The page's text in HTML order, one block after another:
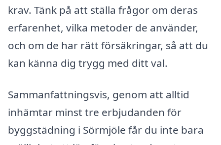
krav. Tänk på att ställa frågor om deras
erfarenhet, vilka metoder de använder,
och om de har rätt försäkringar, så att du
kan känna dig trygg med ditt val.
Sammanfattningsvis, genom att alltid
inhämtar minst tre erbjudanden för
byggstädning i Sörmjöle får du inte bara